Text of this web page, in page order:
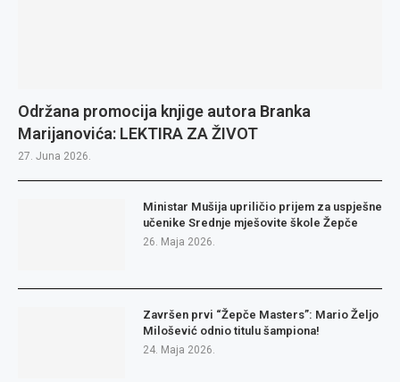
Održana promocija knjige autora Branka
Marijanovića: LEKTIRA ZA ŽIVOT
27. Juna 2026.
Ministar Mušija upriličio prijem za uspješne
učenike Srednje mješovite škole Žepče
26. Maja 2026.
Završen prvi “Žepče Masters”: Mario Željo
Milošević odnio titulu šampiona!
24. Maja 2026.